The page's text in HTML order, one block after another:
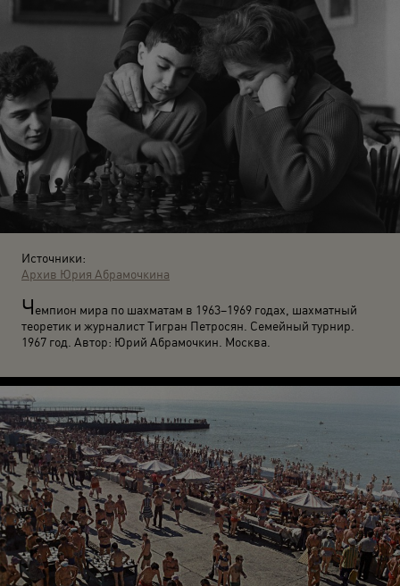
Источники:
Архив Юрия Абрамочкина
Чемпион мира по шахматам в 1963–1969 годах, шахматный
теоретик и журналист Тигран Петросян. Семейный турнир.
1967 год. Автор: Юрий Абрамочкин. Москва.